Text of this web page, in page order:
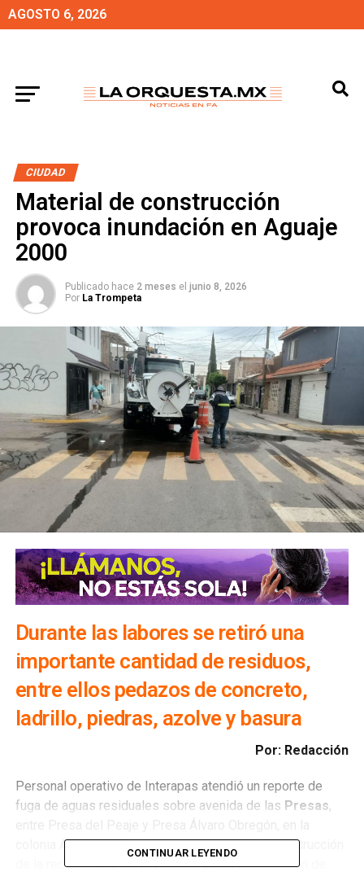
AGOSTO 6, 2026
CIUDAD
Material de construcción
provoca inundación en Aguaje
2000
Publicado hace 2 meses el junio 8, 2026
Por La Trompeta
Durante las labores se retiró una
importante cantidad de residuos,
entre ellos pedazos de concreto,
ladrillo, piedras, azolve y basura
Por: Redacción
Personal operativo de Interapas atendió un reporte de
fuga de aguas residuales sobre avenida de las Presas,
colonia Aguaje 2000, donde se detectó que la obstrucción
de la red sanitaria era provocada por la acumulación de
CONTINUAR LEYENDO